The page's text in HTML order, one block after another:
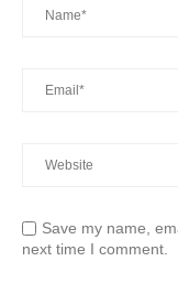
Save my name,
next time I comment.